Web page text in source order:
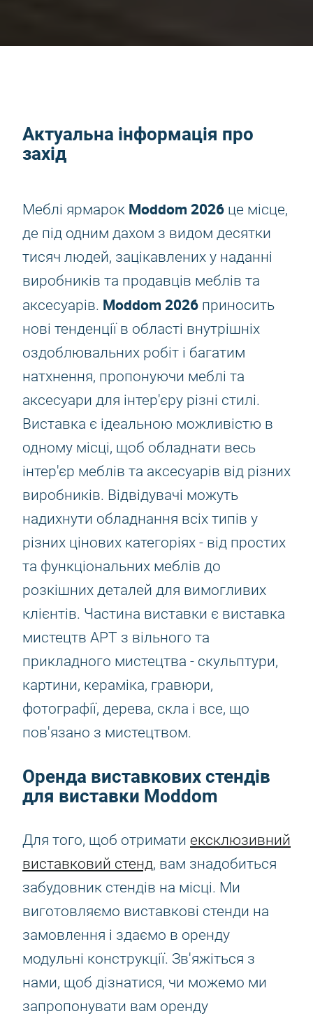
Актуальна інформація про
захід
Меблі ярмарок Moddom 2026 це місце,
де під одним дахом з видом десятки
тисяч людей, зацікавлених у наданні
виробників та продавців меблів та
аксесуарів. Moddom 2026 приносить
нові тенденції в області внутрішніх
оздоблювальних робіт і багатим
натхнення, пропонуючи меблі та
аксесуари для інтер'єру різні стилі.
Виставка є ідеальною можливістю в
одному місці, щоб обладнати весь
інтер'єр меблів та аксесуарів від різних
виробників. Відвідувачі можуть
надихнути обладнання всіх типів у
різних цінових категоріях - від простих
та функціональних меблів до
розкішних деталей для вимогливих
клієнтів. Частина виставки є виставка
мистецтв АРТ з вільного та
прикладного мистецтва - скульптури,
картини, кераміка, гравюри,
фотографії, дерева, скла і все, що
пов'язано з мистецтвом.
Оренда виставкових стендів
для виставки Moddom
Для того, щоб отримати ексклюзивний
виставковий стенд, вам знадобиться
забудовник стендів на місці. Ми
виготовляємо виставкові стенди на
замовлення і здаємо в оренду
модульні конструкції. Зв'яжіться з
нами, щоб дізнатися, чи можемо ми
запропонувати вам оренду